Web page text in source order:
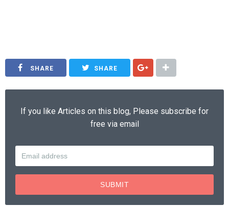
SHARE SHARE
If you like Articles on this blog, Please subscribe for
free via email